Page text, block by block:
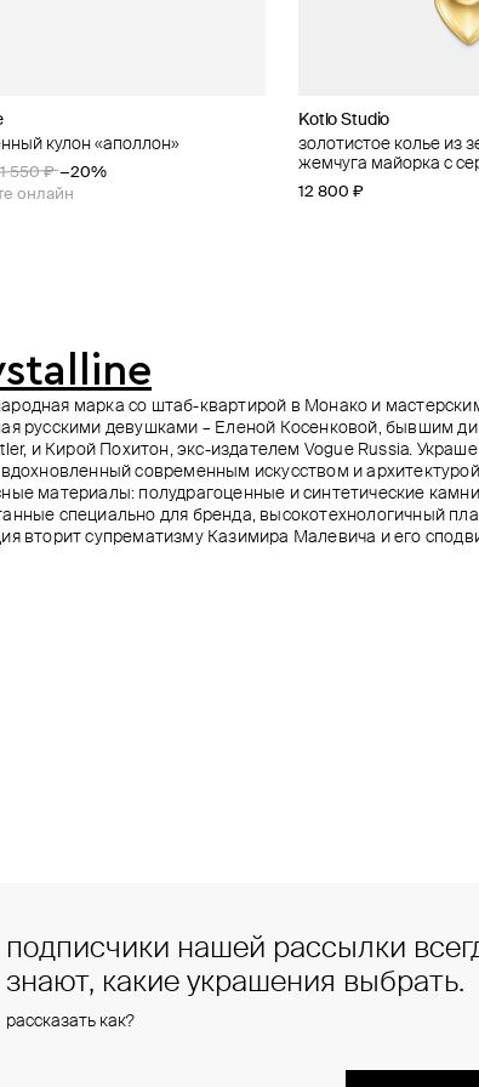
кулон «аполлон»
550 ₽ −20%
онлайн
Kotlo Studio
золотистое колье из
жемчуга майорка с
сердце"
12 800 ₽
кулон «скорпион»
12 760 ₽ −20%
онлайн
AfterHours Workshop
колье с подвеской
9 000 ₽
Workshop
magic fungi «amanis»
INDULGENCE safina
позолоченная цепь с
13 800 ₽
Nastya Maximova
позолоченное колье
9 775 ₽ 11 500 ₽ −15%
при оплате онлайн
марка со штаб-квартирой в Монако и
русскими девушками – Еленой Косенковой, бывшим
и Кирой Похитон, экс-издателем Vogue Russia.
современным искусством и
материалы: полудрагоценные и синтетические
специально для бренда, высокотехнологичный
вторит супрематизму Казимира Малевича и его
подписчики нашей рассылки
знают, какие украшения выбрать.
рассказать как?